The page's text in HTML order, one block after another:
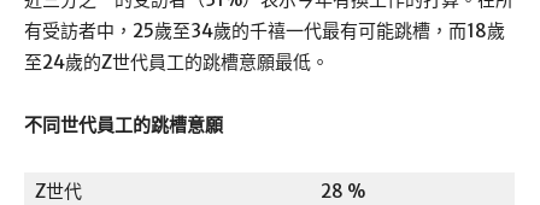
有受訪者中，25歲至34歲的千禧一代最有可能跳槽，而18歲
至24歲的Z世代員工的跳槽意願最低。
不同世代員工的跳槽意願
Z世代
28 %